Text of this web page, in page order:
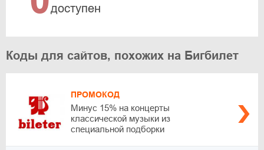
доступен
Коды для сайтов, похожих на Бигбилет
ПРОМОКОД
Минус 15% на концерты
классической музыки из
специальной подборки